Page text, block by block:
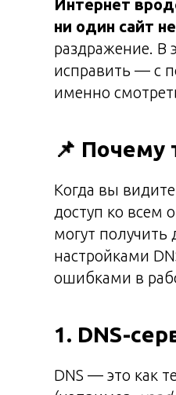
Интернет
ни один сайт
раздражение. В
исправить — с
именно
📌 Почему
Когда вы
доступ ко всем
могут
настройками
ошибками в
1. DNS-
DNS — это как